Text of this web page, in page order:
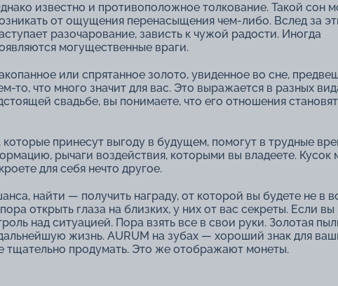
известно и противоположное толкование. Такой сон
от ощущения перенасыщения чем-либо. Вслед за
разочарование, зависть к чужой радости. Иногда
могущественные враги.
или спрятанное золото, увиденное во сне,
то, что много значит для вас. Это выражается в разных
свадьбе, вы понимаете, что его отношения
которые принесут выгоду в будущем, помогут в трудные
рычаги воздействия, которыми вы владеете. Кусок
для себя нечто другое.
найти ― получить награду, от которой вы будете не в
открыть глаза на близких, у них от вас секреты. Если вы
над ситуацией. Пора взять все в свои руки. Золотая
жизнь. AURUM на зубах ― хороший знак для
тщательно продумать. Это же отображают монеты.